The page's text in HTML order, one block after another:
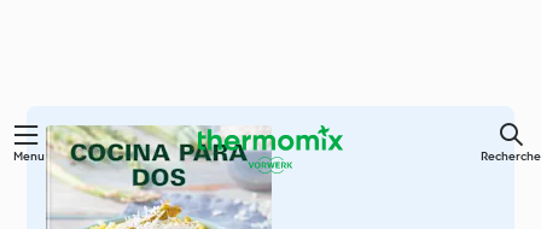
Skip
content
Menu Recherche